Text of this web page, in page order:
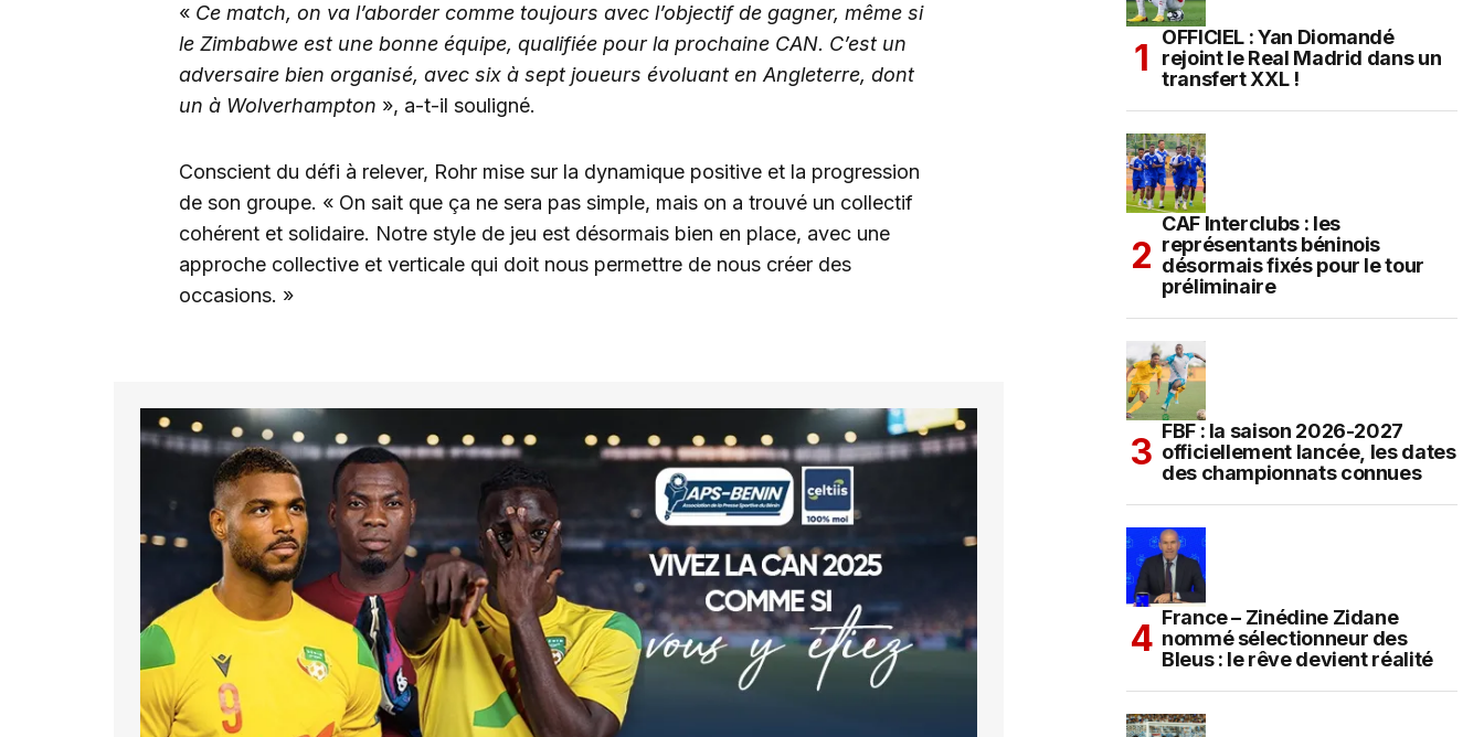
« Ce match, on va l’aborder comme toujours avec l’objectif de gagner, même si
le Zimbabwe est une bonne équipe, qualifiée pour la prochaine CAN. C’est un
adversaire bien organisé, avec six à sept joueurs évoluant en Angleterre, dont
un à Wolverhampton », a-t-il souligné.
Conscient du défi à relever, Rohr mise sur la dynamique positive et la progression
de son groupe. « On sait que ça ne sera pas simple, mais on a trouvé un collectif
cohérent et solidaire. Notre style de jeu est désormais bien en place, avec une
approche collective et verticale qui doit nous permettre de nous créer des
occasions. »
OFFICIEL : Yan Diomandé
rejoint le Real Madrid dans un
transfert XXL !
CAF Interclubs : les
représentants béninois
désormais fixés pour le tour
préliminaire
FBF : la saison 2026-2027
officiellement lancée, les dates
des championnats connues
France – Zinédine Zidane
nommé sélectionneur des
Bleus : le rêve devient réalité